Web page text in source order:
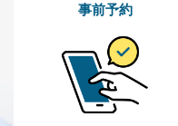
Aサービス利用者
採用応募者の方の
個人情報
当社の従業者の個
事前予約